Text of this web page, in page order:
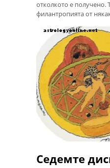
отколкото е получено.
филантропията от
Седемте